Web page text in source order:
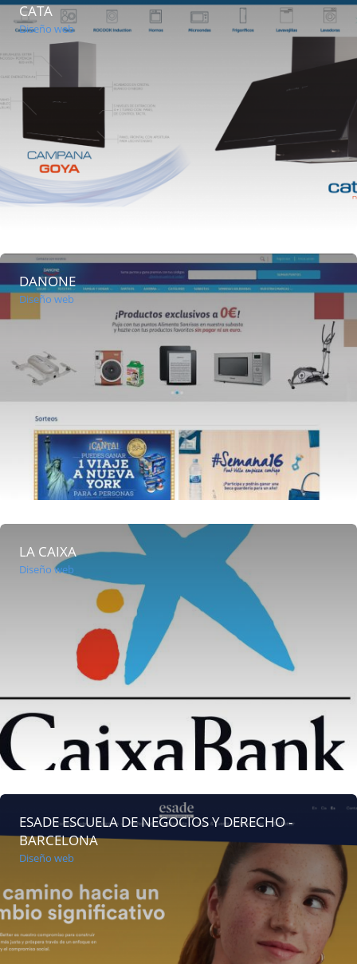
CATA
Diseño web
DANONE
Diseño web
LA CAIXA
Diseño web
ESADE ESCUELA DE NEGOCIOS Y DERECHO -
BARCELONA
Diseño web